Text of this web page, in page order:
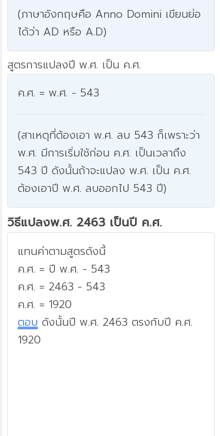
(ภาษาอังกฤษคือ Anno Domini เขียนย่อ
ได้ว่า AD หรือ A.D)
สูตรการแปลงปี พ.ศ. เป็น ค.ศ.
ค.ศ. = พ.ศ. - 543
(สาเหตุที่ต้องเอา พ.ศ. ลบ 543 ก็เพราะว่า
พ.ศ. มีการเริ่มใช้ก่อน ค.ศ. เป็นเวลาถึง
543 ปี ดังนั้นถ้าจะแปลง พ.ศ. เป็น ค.ศ.
ต้องเอาปี พ.ศ. ลบออกไป 543 ปี)
วิธีแปลงพ.ศ. 2463 เป็นปี ค.ศ.
แทนค่าตามสูตรดังนี้
ค.ศ. = ปี พ.ศ. - 543
ค.ศ. = 2463 - 543
ค.ศ. = 1920
ตอบ ดังนั้นปี พ.ศ. 2463 ตรงกับปี ค.ศ.
1920